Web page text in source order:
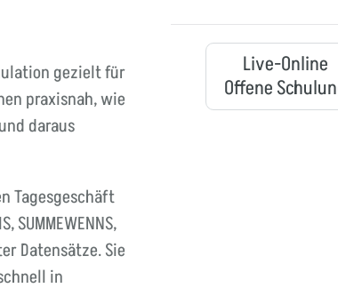
gezielt für
praxisnah, wie
daraus
Tagesgeschäft
Datensätze. Sie
in
Live-Online
Offene